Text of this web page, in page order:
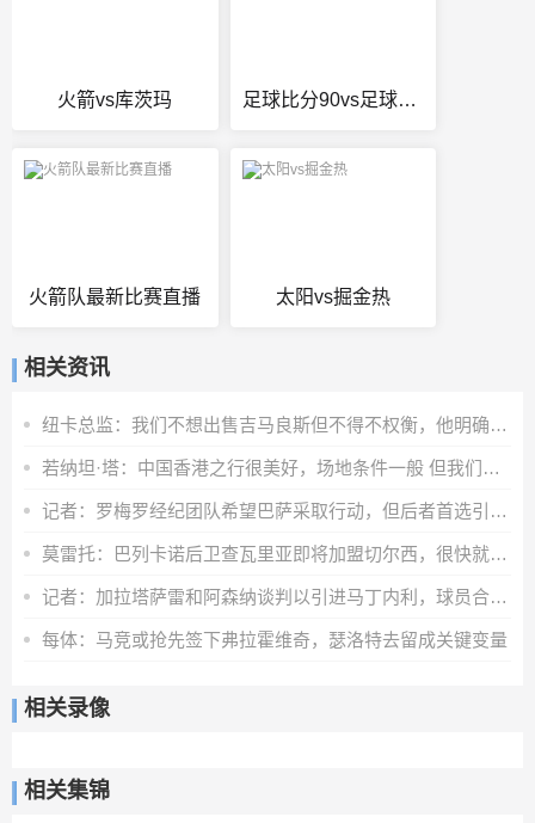
火箭vs库茨玛 足球比分90vs足球比分
火箭队最新比赛直播 太阳vs掘金热
相关资讯
纽卡总监：我们不想出售吉马良斯但不得不权衡，他明确说出了意愿
若纳坦·塔：中国香港之行很美好，场地条件一般 但我们踢得不错
记者：罗梅罗经纪团队希望巴萨采取行动，但后者首选引进罗德里
莫雷托：巴列卡诺后卫查瓦里亚即将加盟切尔西，很快就会官方宣布
记者：加拉塔萨雷和阿森纳谈判以引进马丁内利，球员合同明夏到期
每体：马竞或抢先签下弗拉霍维奇，瑟洛特去留成关键变量
相关录像
相关集锦